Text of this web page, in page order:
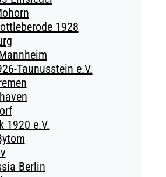
1928
Taunusstein e.V.
1920 e.V.
Berlin